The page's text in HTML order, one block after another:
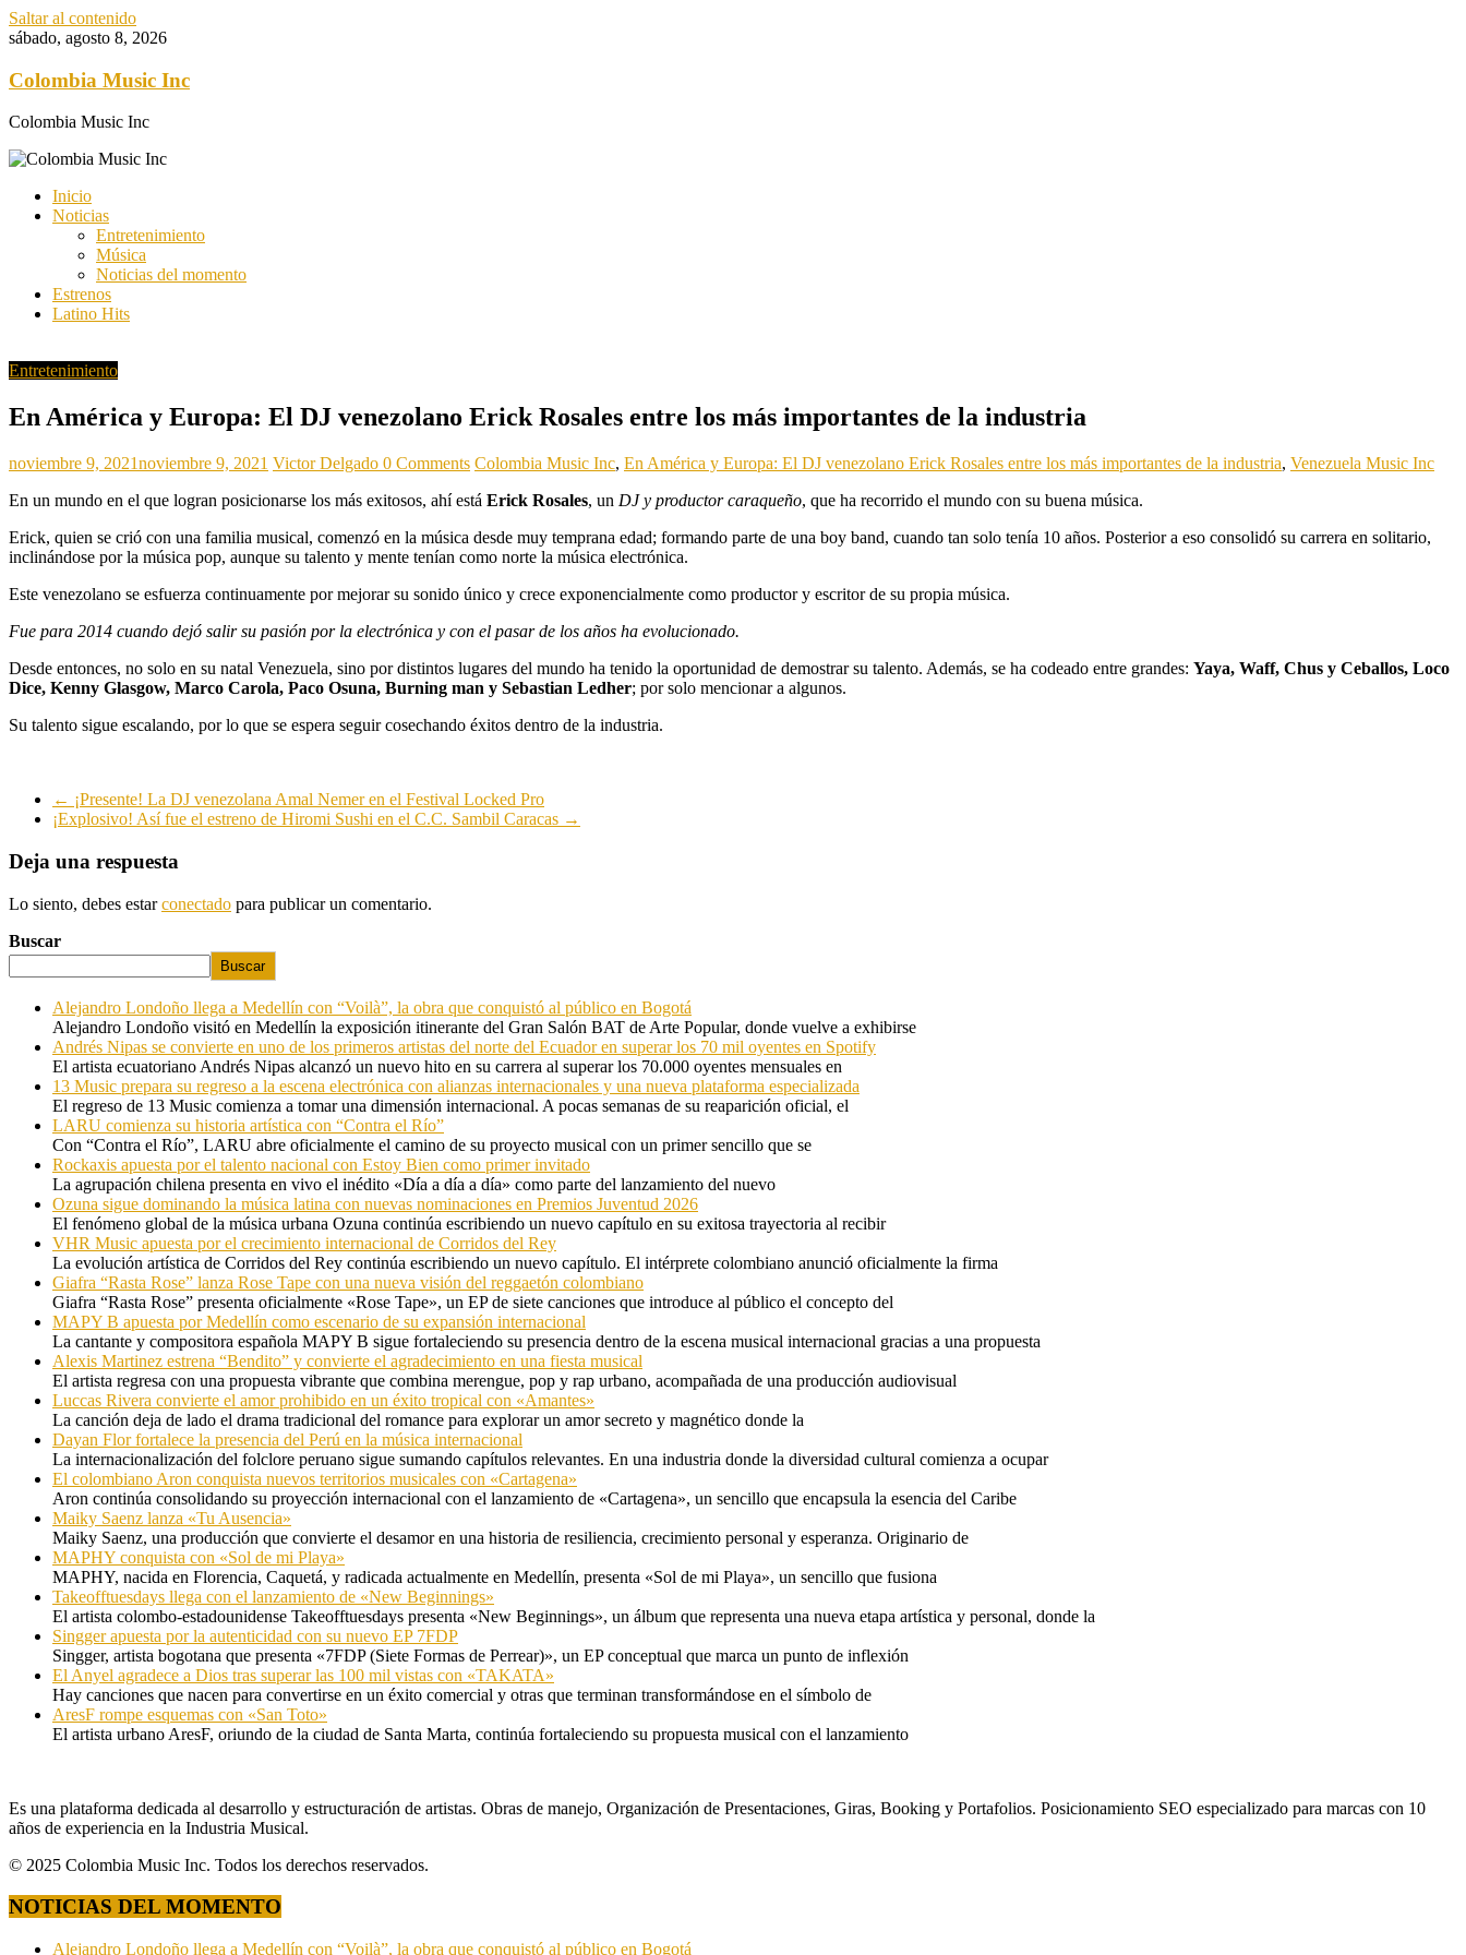
Saltar al contenido
sábado, agosto 8, 2026
Colombia Music Inc
Colombia Music Inc
Inicio
Noticias
Entretenimiento
Música
Noticias del momento
Estrenos
Latino Hits
Entretenimiento
En América y Europa: El DJ venezolano Erick Rosales entre los más importantes de la industria
noviembre 9, 2021noviembre 9, 2021 Victor Delgado 0 Comments Colombia Music Inc, En América y Europa: El DJ venezolano Erick Rosales entre los más importantes de la industria, Venezuela Music Inc
En un mundo en el que logran posicionarse los más exitosos, ahí está Erick Rosales, un DJ y productor caraqueño, que ha recorrido el mundo con su buena música.
Erick, quien se crió con una familia musical, comenzó en la música desde muy temprana edad; formando parte de una boy band, cuando tan solo tenía 10 años. Posterior a eso consolidó su carrera en solitario,
inclinándose por la música pop, aunque su talento y mente tenían como norte la música electrónica.
Este venezolano se esfuerza continuamente por mejorar su sonido único y crece exponencialmente como productor y escritor de su propia música.
Fue para 2014 cuando dejó salir su pasión por la electrónica y con el pasar de los años ha evolucionado.
Desde entonces, no solo en su natal Venezuela, sino por distintos lugares del mundo ha tenido la oportunidad de demostrar su talento. Además, se ha codeado entre grandes: Yaya, Waff, Chus y Ceballos, Loco
Dice, Kenny Glasgow, Marco Carola, Paco Osuna, Burning man y Sebastian Ledher; por solo mencionar a algunos.
Su talento sigue escalando, por lo que se espera seguir cosechando éxitos dentro de la industria.
← ¡Presente! La DJ venezolana Amal Nemer en el Festival Locked Pro
¡Explosivo! Así fue el estreno de Hiromi Sushi en el C.C. Sambil Caracas →
Deja una respuesta
Lo siento, debes estarconectado para publicar un comentario.
Buscar
Buscar
Alejandro Londoño llega a Medellín con “Voilà”, la obra que conquistó al público en Bogotá
Alejandro Londoño visitó en Medellín la exposición itinerante del Gran Salón BAT de Arte Popular, donde vuelve a exhibirse
Andrés Nipas se convierte en uno de los primeros artistas del norte del Ecuador en superar los 70 mil oyentes en Spotify
El artista ecuatoriano Andrés Nipas alcanzó un nuevo hito en su carrera al superar los 70.000 oyentes mensuales en
13 Music prepara su regreso a la escena electrónica con alianzas internacionales y una nueva plataforma especializada
El regreso de 13 Music comienza a tomar una dimensión internacional. A pocas semanas de su reaparición oficial, el
LARU comienza su historia artística con “Contra el Río”
Con “Contra el Río”, LARU abre oficialmente el camino de su proyecto musical con un primer sencillo que se
Rockaxis apuesta por el talento nacional con Estoy Bien como primer invitado
La agrupación chilena presenta en vivo el inédito «Día a día a día» como parte del lanzamiento del nuevo
Ozuna sigue dominando la música latina con nuevas nominaciones en Premios Juventud 2026
El fenómeno global de la música urbana Ozuna continúa escribiendo un nuevo capítulo en su exitosa trayectoria al recibir
VHR Music apuesta por el crecimiento internacional de Corridos del Rey
La evolución artística de Corridos del Rey continúa escribiendo un nuevo capítulo. El intérprete colombiano anunció oficialmente la firma
Giafra “Rasta Rose” lanza Rose Tape con una nueva visión del reggaetón colombiano
Giafra “Rasta Rose” presenta oficialmente «Rose Tape», un EP de siete canciones que introduce al público el concepto del
MAPY B apuesta por Medellín como escenario de su expansión internacional
La cantante y compositora española MAPY B sigue fortaleciendo su presencia dentro de la escena musical internacional gracias a una propuesta
Alexis Martinez estrena “Bendito” y convierte el agradecimiento en una fiesta musical
El artista regresa con una propuesta vibrante que combina merengue, pop y rap urbano, acompañada de una producción audiovisual
Luccas Rivera convierte el amor prohibido en un éxito tropical con «Amantes»
La canción deja de lado el drama tradicional del romance para explorar un amor secreto y magnético donde la
Dayan Flor fortalece la presencia del Perú en la música internacional
La internacionalización del folclore peruano sigue sumando capítulos relevantes. En una industria donde la diversidad cultural comienza a ocupar
El colombiano Aron conquista nuevos territorios musicales con «Cartagena»
Aron continúa consolidando su proyección internacional con el lanzamiento de «Cartagena», un sencillo que encapsula la esencia del Caribe
Maiky Saenz lanza «Tu Ausencia»
Maiky Saenz, una producción que convierte el desamor en una historia de resiliencia, crecimiento personal y esperanza. Originario de
MAPHY conquista con «Sol de mi Playa»
MAPHY, nacida en Florencia, Caquetá, y radicada actualmente en Medellín, presenta «Sol de mi Playa», un sencillo que fusiona
Takeofftuesdays llega con el lanzamiento de «New Beginnings»
El artista colombo-estadounidense Takeofftuesdays presenta «New Beginnings», un álbum que representa una nueva etapa artística y personal, donde la
Singger apuesta por la autenticidad con su nuevo EP 7FDP
Singger, artista bogotana que presenta «7FDP (Siete Formas de Perrear)», un EP conceptual que marca un punto de inflexión
El Anyel agradece a Dios tras superar las 100 mil vistas con «TAKATA»
Hay canciones que nacen para convertirse en un éxito comercial y otras que terminan transformándose en el símbolo de
AresF rompe esquemas con «San Toto»
El artista urbano AresF, oriundo de la ciudad de Santa Marta, continúa fortaleciendo su propuesta musical con el lanzamiento
Es una plataforma dedicada al desarrollo y estructuración de artistas. Obras de manejo, Organización de Presentaciones, Giras, Booking y Portafolios. Posicionamiento SEO especializado para marcas con 10
años de experiencia en la Industria Musical.
© 2025 Colombia Music Inc. Todos los derechos reservados.
NOTICIAS DEL MOMENTO
Alejandro Londoño llega a Medellín con “Voilà”, la obra que conquistó al público en Bogotá